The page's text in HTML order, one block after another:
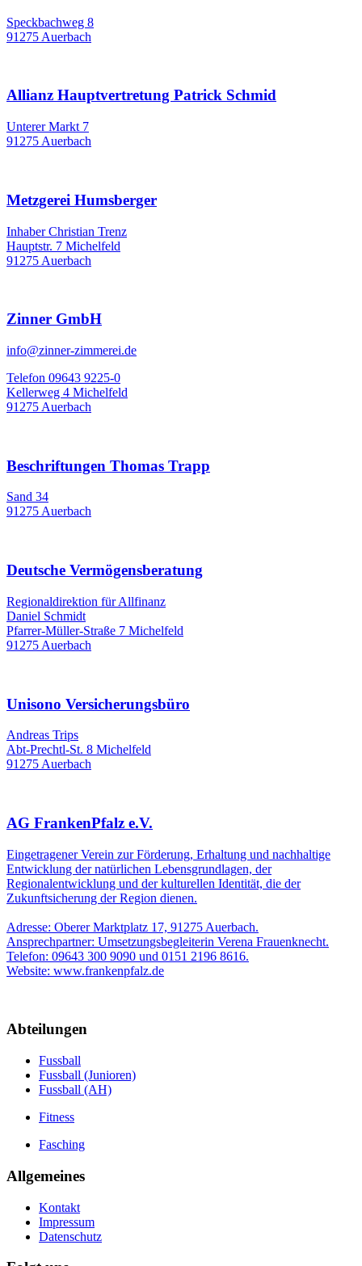
Speckbachweg 8
91275 Auerbach
Allianz Hauptvertretung Patrick Schmid
Unterer Markt 7
91275 Auerbach
Metzgerei Humsberger
Inhaber Christian Trenz
Hauptstr. 7 Michelfeld
91275 Auerbach
Zinner GmbH
info@zinner-zimmerei.de
Telefon 09643 9225-0
Kellerweg 4 Michelfeld
91275 Auerbach
Beschriftungen Thomas Trapp
Sand 34
91275 Auerbach
Deutsche Vermögensberatung
Regionaldirektion für Allfinanz
Daniel Schmidt
Pfarrer-Müller-Straße 7 Michelfeld
91275 Auerbach
Unisono Versicherungsbüro
Andreas Trips
Abt-Prechtl-St. 8 Michelfeld
91275 Auerbach
AG FrankenPfalz e.V.
Eingetragener Verein zur Förderung, Erhaltung und nachhaltige
Entwicklung der natürlichen Lebensgrundlagen, der
Regionalentwicklung und der kulturellen Identität, die der
Zukunftsicherung der Region dienen.
Adresse: Oberer Marktplatz 17, 91275 Auerbach.
Ansprechpartner: Umsetzungsbegleiterin Verena Frauenknecht.
Telefon: 09643 300 9090 und 0151 2196 8616.
Website: www.frankenpfalz.de
Abteilungen
Fussball
Fussball (Junioren)
Fussball (AH)
Fitness
Fasching
Allgemeines
Kontakt
Impressum
Datenschutz